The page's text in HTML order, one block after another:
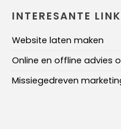
INTERESANTE
Website laten maken
Online en offline advies
Missiegedreven